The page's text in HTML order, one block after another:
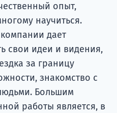
опыт,
научиться.
дает
свои идеи и видения,
за границу
знакомство с
Большим
работы является, в